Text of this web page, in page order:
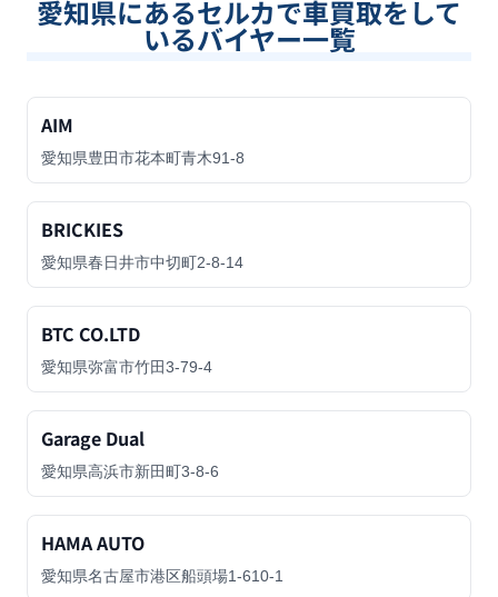
愛知県にあるセルカで車買取をして
いるバイヤー一覧
AIM
愛知県豊田市花本町青木91-8
BRICKIES
愛知県春日井市中切町2-8-14
BTC CO.LTD
愛知県弥富市竹田3-79-4
Garage Dual
愛知県高浜市新田町3-8-6
HAMA AUTO
愛知県名古屋市港区船頭場1-610-1